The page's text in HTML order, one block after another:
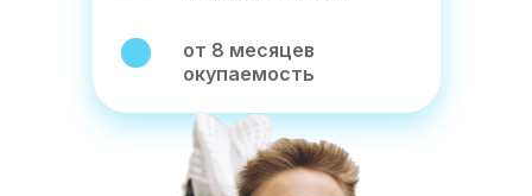
от 8 месяцев
окупаемость